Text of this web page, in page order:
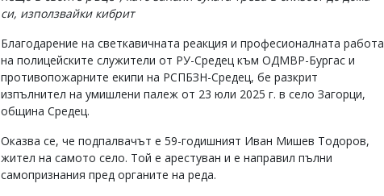
си, използвайки кибрит
Благодарение на светкавичната реакция и професионалната работа
на полицейските служители от РУ-Средец към ОДМВР-Бургас и
противопожарните екипи на РСПБЗН-Средец, бе разкрит
изпълнител на умишлени палеж от 23 юли 2025 г. в село Загорци,
община Средец.
Оказва се, че подпалвачът е 59-годишният Иван Мишев Тодоров,
жител на самото село. Той е арестуван и е направил пълни
самопризнания пред органите на реда.